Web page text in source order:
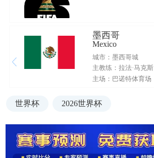
墨西哥
Mexico
城市：墨西哥城
主教练：拉法·马克斯
主场：巴诺特体育场
世界杯 2026世界杯